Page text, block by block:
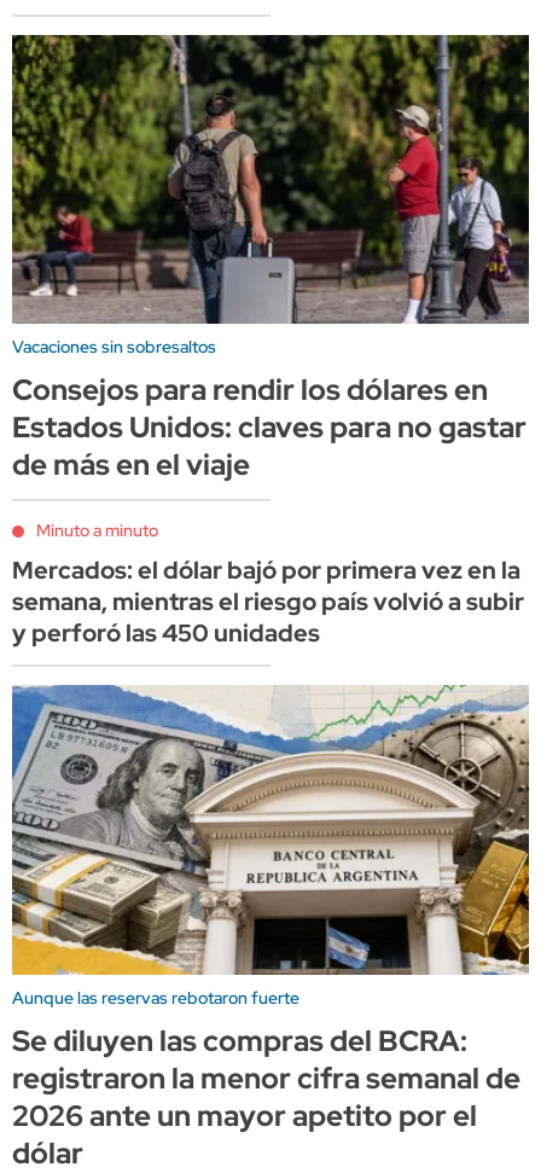
Vacaciones sin sobresaltos
Consejos para rendir los dólares en
Estados Unidos: claves para no gastar
de más en el viaje
Minuto a minuto
Mercados: el dólar bajó por primera vez en la
semana, mientras el riesgo país volvió a subir
y perforó las 450 unidades
Aunque las reservas rebotaron fuerte
Se diluyen las compras del BCRA:
registraron la menor cifra semanal de
2026 ante un mayor apetito por el
dólar